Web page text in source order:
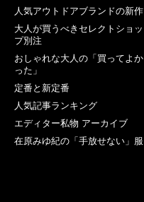
人気アウトドアブランドの新作
大人が買うべきセレクトショッ
プ別注
おしゃれな大人の「買ってよか
った」
定番と新定番
人気記事ランキング
エディター私物 アーカイブ
在原みゆ紀の「手放せない」服